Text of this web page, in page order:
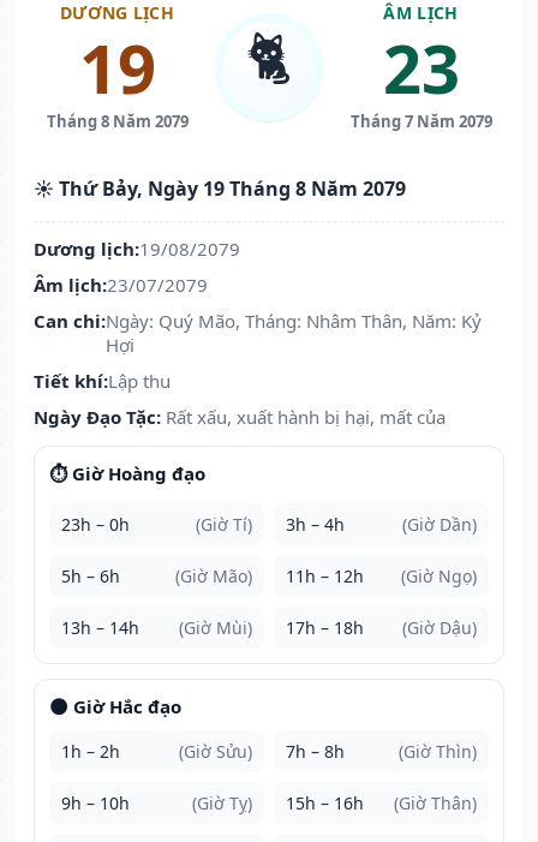
DƯƠNG LỊCH
19
Tháng 8 Năm 2079
🐈
ÂM LỊCH
23
Tháng 7 Năm 2079
☀️ Thứ Bảy, Ngày 19 Tháng 8 Năm 2079
Dương lịch:19/08/2079
Âm lịch:23/07/2079
Can chi:Ngày: Quý Mão, Tháng: Nhâm Thân, Năm: Kỷ
Hợi
Tiết khí:Lập thu
Ngày Đạo Tặc: Rất xấu, xuất hành bị hại, mất của
⏱️ Giờ Hoàng đạo
23h – 0h (Giờ Tí) 3h – 4h (Giờ Dần)
5h – 6h (Giờ Mão) 11h – 12h (Giờ Ngọ)
13h – 14h (Giờ Mùi) 17h – 18h (Giờ Dậu)
🌑 Giờ Hắc đạo
1h – 2h (Giờ Sửu) 7h – 8h (Giờ Thìn)
9h – 10h (Giờ Tỵ) 15h – 16h (Giờ Thân)